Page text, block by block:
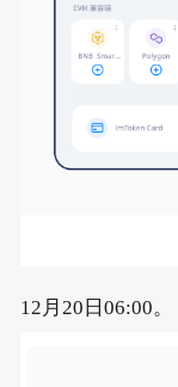
12月20日06:00。